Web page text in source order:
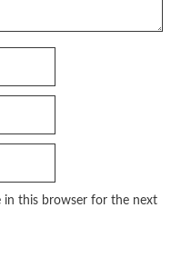
in this browser for the next